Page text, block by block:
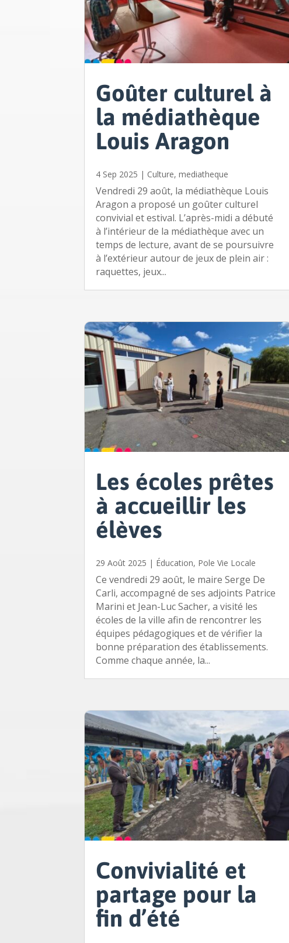
Goûter culturel à
la médiathèque
Louis Aragon
4 Sep 2025 | Culture,mediatheque
Vendredi 29 août, la médiathèque Louis
Aragon a proposé un goûter culturel
convivial et estival. L’après-midi a débuté
à l’intérieur de la médiathèque avec un
temps de lecture, avant de se poursuivre
à l’extérieur autour de jeux de plein air :
raquettes, jeux...
Les écoles prêtes
à accueillir les
élèves
29 Août 2025 | Éducation, Pole Vie Locale
Ce vendredi 29 août, le maire Serge De
Carli, accompagné de ses adjoints Patrice
Marini et Jean-Luc Sacher, a visité les
écoles de la ville afin de rencontrer les
équipes pédagogiques et de vérifier la
bonne préparation des établissements.
Comme chaque année, la...
Convivialité et
partage pour la
fin d’été